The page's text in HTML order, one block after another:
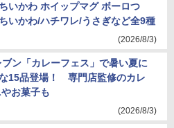
いかわ ホイップマグ ボーロつ
いかわ/ハチワレ/うさぎなど全9種
(2026/8/3)
ン「カレーフェス」で暑い夏に
15品登場！ 専門店監修のカレ
お菓子も
(2026/8/3)